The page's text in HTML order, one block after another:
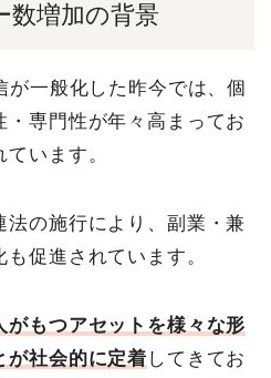
数増加の背景
が一般化した昨今では、個
・専門性が年々高まってお
います。
法の施行により、副業・兼
促進されています。
がもつアセットを様々な形
が社会的に定着 してきてお